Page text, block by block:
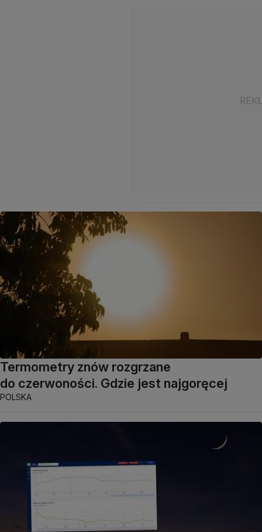
Termometry znów rozgrzane
do czerwoności. Gdzie jest najgoręcej
POLSKA